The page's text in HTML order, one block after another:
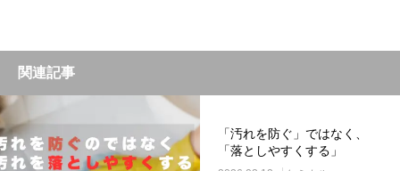
関連記事
「汚れを防ぐ」ではなく、
「落としやすくする」